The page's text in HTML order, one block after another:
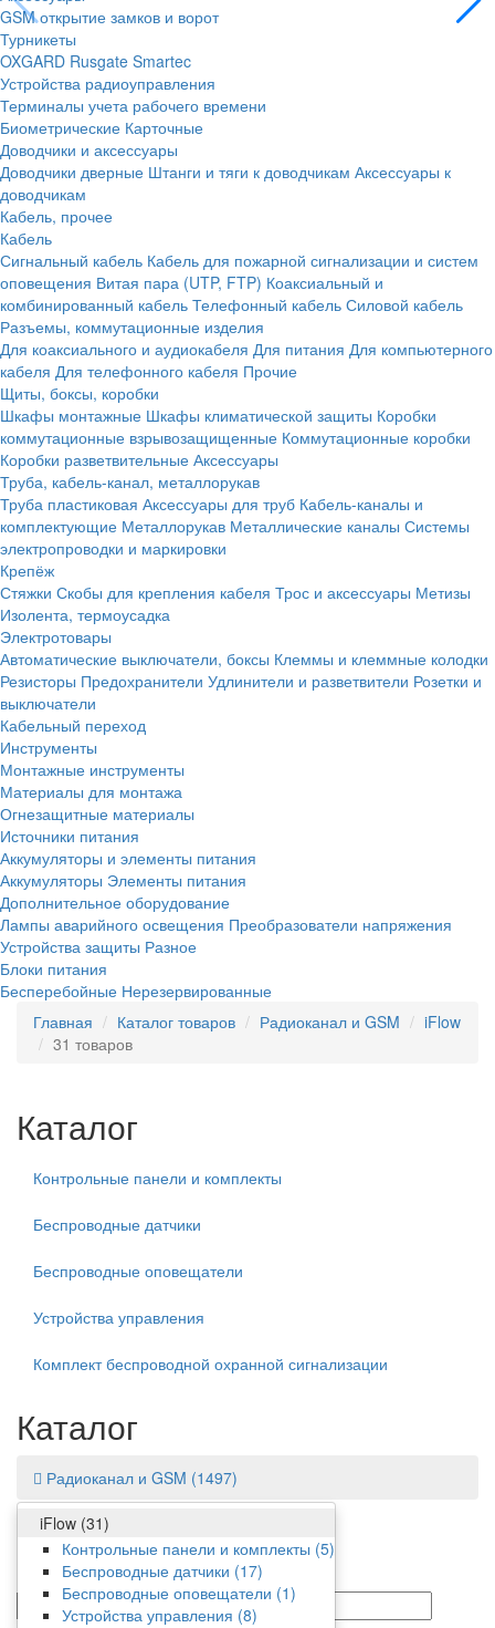
GSM открытие замков и ворот
Турникеты
OXGARD Rusgate Smartec
Устройства радиоуправления
Терминалы учета рабочего времени
Биометрические Карточные
Доводчики и аксессуары
Доводчики дверные Штанги и тяги к доводчикам Аксессуары к
доводчикам
Кабель, прочее
Кабель
Сигнальный кабель Кабель для пожарной сигнализации и систем
оповещения Витая пара (UTP, FTP) Коаксиальный и
комбинированный кабель Телефонный кабель Силовой кабель
Разъемы, коммутационные изделия
Для коаксиального и аудиокабеля Для питания Для компьютерного
кабеля Для телефонного кабеля Прочие
Щиты, боксы, коробки
Шкафы монтажные Шкафы климатической защиты Коробки
коммутационные взрывозащищенные Коммутационные коробки
Коробки разветвительные Аксессуары
Труба, кабель-канал, металлорукав
Труба пластиковая Аксессуары для труб Кабель-каналы и
комплектующие Металлорукав Металлические каналы Системы
электропроводки и маркировки
Крепёж
Стяжки Скобы для крепления кабеля Трос и аксессуары Метизы
Изолента, термоусадка
Электротовары
Автоматические выключатели, боксы Клеммы и клеммные колодки
Резисторы Предохранители Удлинители и разветвители Розетки и
выключатели
Кабельный переход
Инструменты
Монтажные инструменты
Материалы для монтажа
Огнезащитные материалы
Источники питания
Аккумуляторы и элементы питания
Аккумуляторы Элементы питания
Дополнительное оборудование
Лампы аварийного освещения Преобразователи напряжения
Устройства защиты Разное
Блоки питания
Бесперебойные Нерезервированные
Главная
Каталог товаров Радиоканал и GSM
iFlow
31 товаров
Каталог
Контрольные панели и комплекты
Беспроводные датчики
Беспроводные оповещатели
Устройства управления
Комплект беспроводной охранной сигнализации
Каталог
Радиоканал и GSM (1497)
iFlow (31)
Контрольные панели и комплекты (5)
Беспроводные датчики (17)
Беспроводные оповещатели (1)
Устройства управления (8)
Фильтр
Цена
от/до